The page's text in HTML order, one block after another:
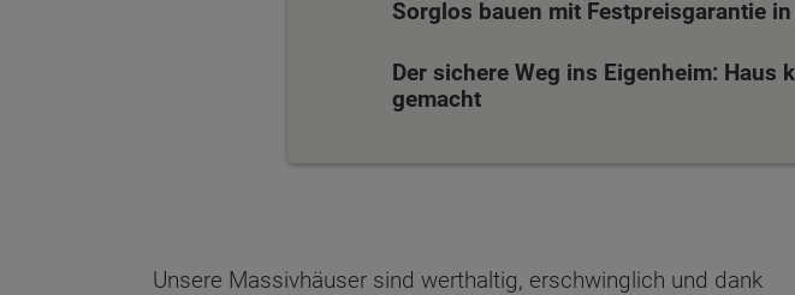
Sorglos bauen mit Festpreisgarantie
Der sichere Weg ins Eigenheim: Haus
gemacht
Unsere Massivhäuser sind werthaltig, erschwinglich und dank